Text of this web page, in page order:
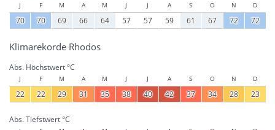
J F M A M J J A S O N D
70 70 69 66 64 57 57 59 61 67 72 72
Klimarekorde Rhodos
Abs. Höchstwert °C
J F M A M J J A S O N D
22 22 29 31 35 38 40 42 37 34 28 23
Abs. Tiefstwert °C